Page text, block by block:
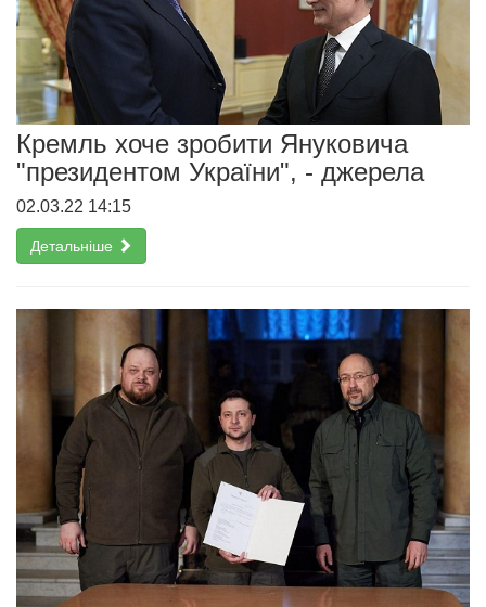
Кремль хоче зробити Януковича
"президентом України", - джерела
02.03.22 14:15
Детальніше